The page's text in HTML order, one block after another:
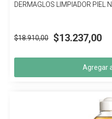
DERMAGLOS LIMPIADOR PIEL
$18.910,00 $13.237,00
Agregar